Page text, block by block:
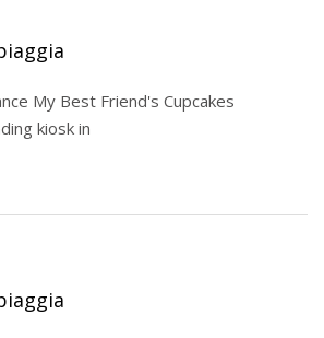
My Best Friend's Cupcakes
kiosk in